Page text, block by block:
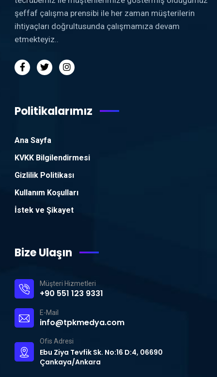
şeffaf çalışma prensibi ile her zaman müşterilerin
ihtiyaçları doğrultusunda çalışmamıza devam
etmekteyiz..
Politikalarımız
Ana Sayfa
KVKK Bilgilendirmesi
Gizlilik Politikası
Kullanım Koşulları
İstek ve Şikayet
Bize Ulaşın
Müşteri Hizmetleri
+90 551 123 9331
E-Mail
info@tpkmedya.com
Ofis Adresi
Ebu Ziya Tevfik Sk. No:16 D:4, 06690
Çankaya/Ankara